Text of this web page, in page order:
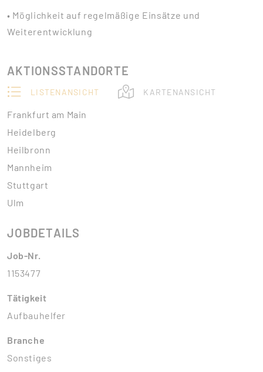
• Möglichkeit auf regelmäßige Einsätze und
Weiterentwicklung
AKTIONSSTANDORTE
LISTENANSICHT KARTENANSICHT
Frankfurt am Main
Heidelberg
Heilbronn
Mannheim
Stuttgart
Ulm
JOBDETAILS
Job-Nr.
1153477
Tätigkeit
Aufbauhelfer
Branche
Sonstiges